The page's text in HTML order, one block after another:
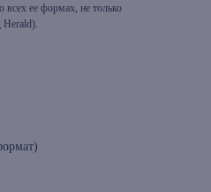
всех ее формах, не только
Herald).